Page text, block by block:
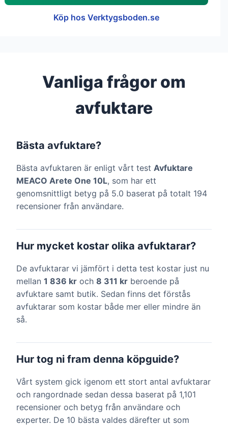
Köp hos Verktygsboden.se
Vanliga frågor om
avfuktare
Bästa avfuktare?
Bästa avfuktaren är enligt vårt test Avfuktare
MEACO Arete One 10L, som har ett
genomsnittligt betyg på 5.0 baserat på totalt 194
recensioner från användare.
Hur mycket kostar olika avfuktarar?
De avfuktarar vi jämfört i detta test kostar just nu
mellan 1 836 kr och 8 311 kr beroende på
avfuktare samt butik. Sedan finns det förstås
avfuktarar som kostar både mer eller mindre än
så.
Hur tog ni fram denna köpguide?
Vårt system gick igenom ett stort antal avfuktarar
och rangordnade sedan dessa baserat på 1,101
recensioner och betyg från användare och
experter. De 10 bästa valdes därefter ut som